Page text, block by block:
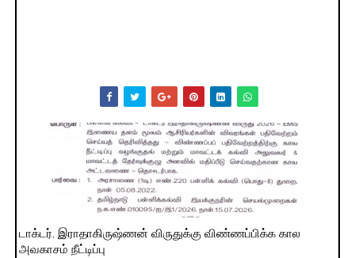
டாக்டர். இராதாகிருஷ்ணன் விருதுக்கு விண்ணப்பிக்க கால
அவகாசம் நீட்டிப்பு